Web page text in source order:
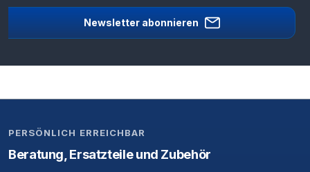
Newsletter abonnieren
PERSÖNLICH ERREICHBAR
Beratung, Ersatzteile und Zubehör